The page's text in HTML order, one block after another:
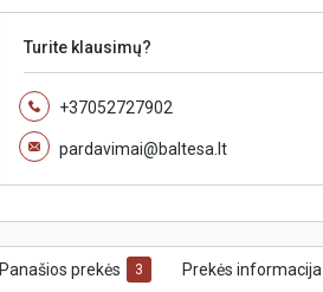
Turite klausimų?
+37052727902
pardavimai@baltesa.lt
Panašios prekės 3 Prekės informacija